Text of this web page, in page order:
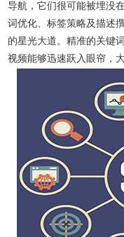
导航，它们很可能被埋没
词优化、标签策略及描述
的星光大道。精准的关键
视频能够迅速跃入眼帘，